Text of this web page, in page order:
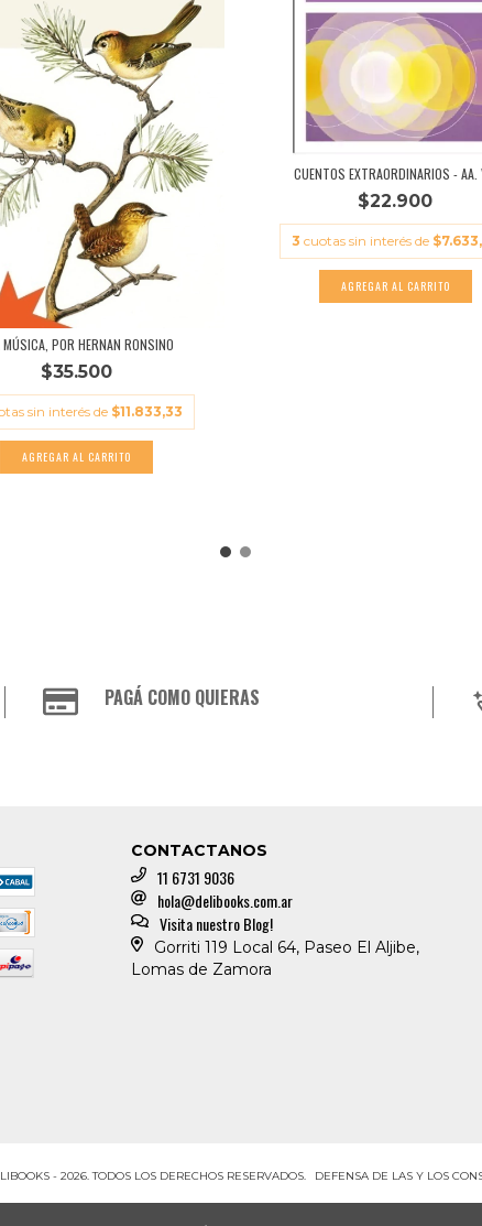
POR HERNAN RONSINO
$35.500
sin interés de $11.833,33
CUENTOS EXTRAORDINARIOS - AA.
$22.900
3 cuotas sin interés de
PAGÁ COMO QUIERAS
CONTACTANOS
11 6731 9036
hola@delibooks.com.ar
Visita nuestro Blog!
Gorriti 119 Local 64, Paseo El Aljibe,
Lomas de Zamora
- 2026. TODOS LOS DERECHOS RESERVADOS. DEFENSA DE LAS Y LOS